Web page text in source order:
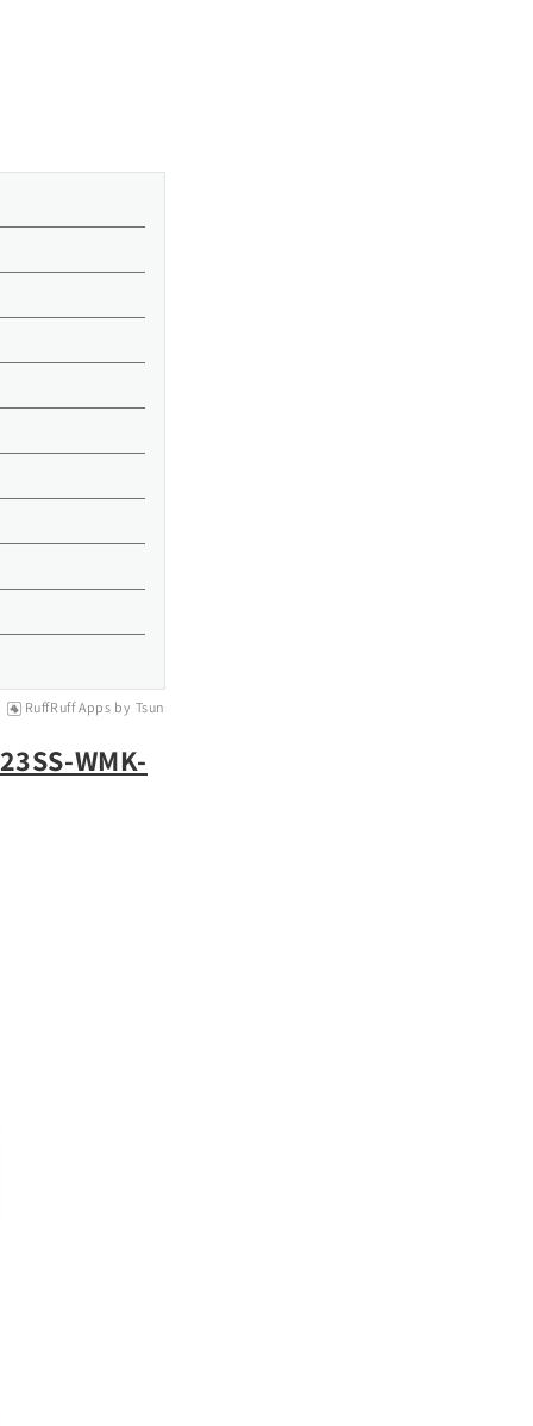
RuffRuff Apps by Tsun
WMK-